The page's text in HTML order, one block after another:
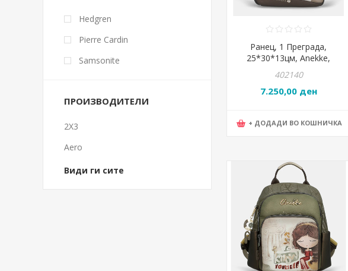
Ранец, 1 Преграда,
25*30*13цм, Anekke,
Sophia, 42805-259
402140
7.250,00 ден
+ ДОДАДИ ВО КОШНИЧКА
Hedgren
Pierre Cardin
Samsonite
ПРОИЗВОДИТЕЛИ
2X3
Aero
Види ги сите